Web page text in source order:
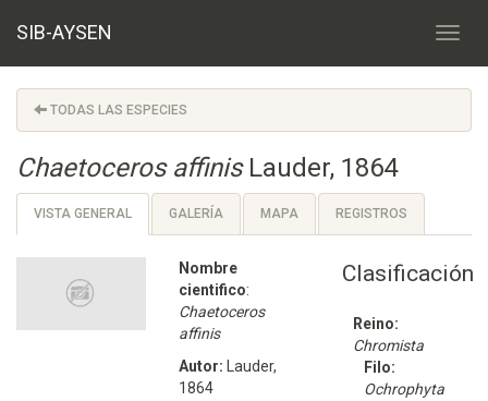
SIB-AYSEN
TODAS LAS ESPECIES
Chaetoceros affinisLauder, 1864
VISTA GENERAL GALERÍA MAPA REGISTROS
Nombre
cientifico:
Chaetoceros
affinis
Autor: Lauder,
1864
Clasificación
Reino:
Chromista
Filo:
Ochrophyta